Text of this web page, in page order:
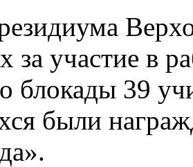
за участие в
блокады 39
были